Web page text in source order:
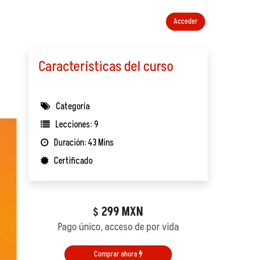
Acceder
Características del curso
Categoría
Lecciones: 9
Duración: 43 Mins
Certificado
$ 299 MXN
Pago único, acceso de por vida
Comprar ahora